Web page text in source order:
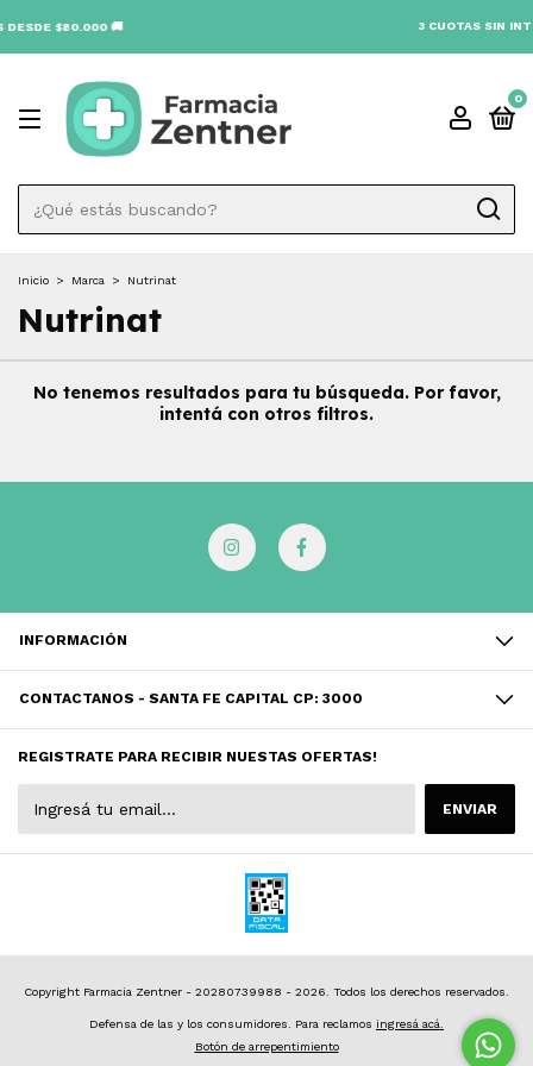
$80.000 🚚 3 CUOTAS SIN
0
Inicio > Marca > Nutrinat
Nutrinat
No tenemos resultados para tu búsqueda. Por favor,
intentá con otros filtros.
INFORMACIÓN
CONTACTANOS - SANTA FE CAPITAL CP: 3000
REGISTRATE PARA RECIBIR NUESTAS OFERTAS!
Copyright Farmacia Zentner - 20280739988 - 2026. Todos los derechos reservados.
Defensa de las y los consumidores. Para reclamos ingresá acá.
Botón de arrepentimiento